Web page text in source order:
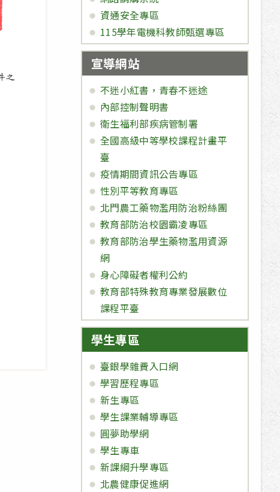
資通安全專區
115學年電機科教師甄選專區
宣導網站
不迷小紅書，青春不迷途
內部控制聲明書
衛生福利部疾病管制署
全國高級中等學校課程計畫平
臺
疫情期間資訊公告專區
性別平等教育專區
北門農工藥物濫用防治粉絲團
教育部防治校園霸凌專區
教育部防治學生藥物濫用資源
網
身心障礙者權利公約
教育部特殊教育專業發展數位
課程平臺
學生專區
臺銀學雜費入口網
學習歷程專區
新生專區
學生課業輔導專區
圓夢助學網
學生專車
新課綱升學專區
北農健康促進網